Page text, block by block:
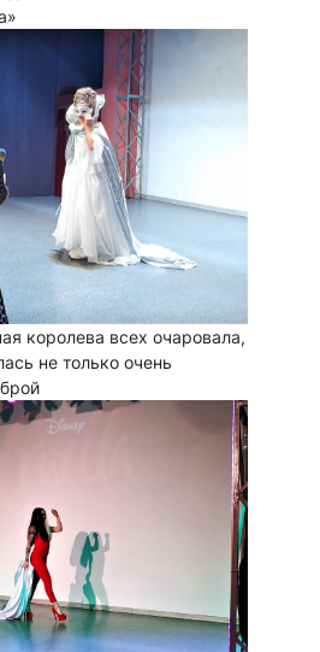
королева всех очаровала,
не только очень